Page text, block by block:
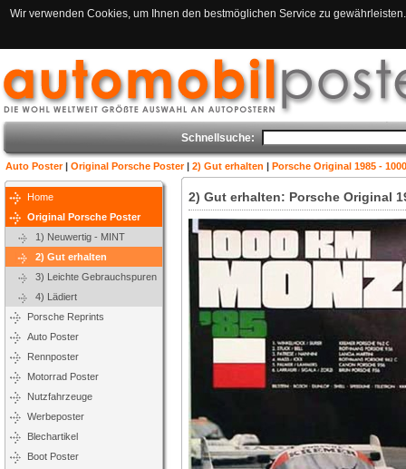
Wir verwenden Cookies, um Ihnen den bestmöglichen Service zu
Schnellsuche:
Auto Poster| Original Porsche Poster| 2) Gut erhalten | Porsche Original 1985 -
Home
Original Porsche Poster
1) Neuwertig - MINT
2) Gut erhalten
3) Leichte Gebrauchspuren
4) Lädiert
Porsche Reprints
Auto Poster
Rennposter
Motorrad Poster
Nutzfahrzeuge
Werbeposter
Blechartikel
Boot Poster
2) Gut erhalten: Porsche Original